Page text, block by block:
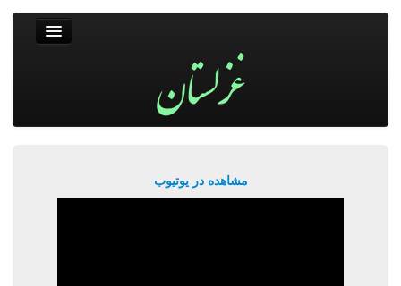
مشاهده در یوتیوب